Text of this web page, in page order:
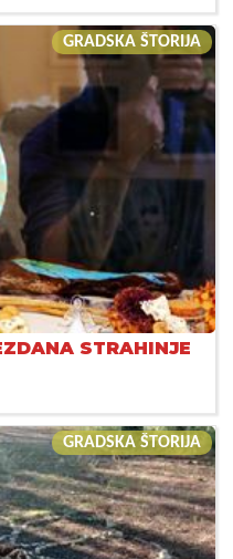
GRADSKA ŠTORIJA
STRAHINJE
GRADSKA ŠTORIJA